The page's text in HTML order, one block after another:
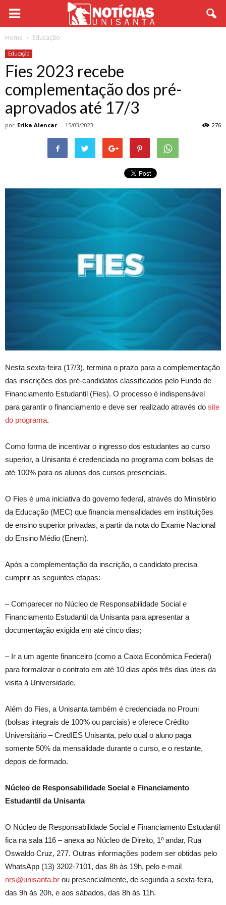
Home Educação
Educação
Fies 2023 recebe
complementação dos pré-
aprovados até 17/3
por Erika Alencar - 15/03/2023 276
Nesta sexta-feira (17/3), termina o prazo para a complementação
das inscrições dos pré-candidatos classificados pelo Fundo de
Financiamento Estudantil (Fies). O processo é indispensável
para garantir o financiamento e deve ser realizado através do site
do programa.
Como forma de incentivar o ingresso dos estudantes ao curso
superior, a Unisanta é credenciada no programa com bolsas de
até 100% para os alunos dos cursos presenciais.
O Fies é uma iniciativa do governo federal, através do Ministério
da Educação (MEC) que financia mensalidades em instituições
de ensino superior privadas, a partir da nota do Exame Nacional
do Ensino Médio (Enem).
Após a complementação da inscrição, o candidato precisa
cumprir as seguintes etapas:
– Comparecer no Núcleo de Responsabilidade Social e
Financiamento Estudantil da Unisanta para apresentar a
documentação exigida em até cinco dias;
– Ir a um agente financeiro (como a Caixa Econômica Federal)
para formalizar o contrato em até 10 dias após três dias úteis da
visita à Universidade.
Além do Fies, a Unisanta também é credenciada no Prouni
(bolsas integrais de 100% ou parciais) e oferece Crédito
Universitário – CredIES Unisanta, pelo qual o aluno paga
somente 50% da mensalidade durante o curso, e o restante,
depois de formado.
Núcleo de Responsabilidade Social e Financiamento
Estudantil da Unisanta
O Núcleo de Responsabilidade Social e Financiamento Estudantil
fica na sala 116 – anexa ao Núcleo de Direito, 1º andar, Rua
Oswaldo Cruz, 277. Outras informações podem ser obtidas pelo
WhatsApp (13) 3202-7101, das 8h às 19h, pelo e-mail
nrs@unisanta.br ou presencialmente, de segunda a sexta-feira,
das 9h às 20h, e aos sábados, das 8h às 11h.